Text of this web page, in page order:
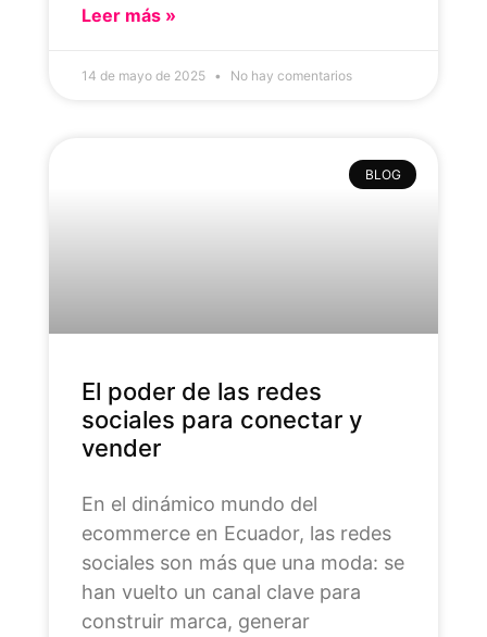
Leer más »
14 de mayo de 2025 No hay comentarios
BLOG
El poder de las redes
sociales para conectar y
vender
En el dinámico mundo del
ecommerce en Ecuador, las redes
sociales son más que una moda: se
han vuelto un canal clave para
construir marca, generar